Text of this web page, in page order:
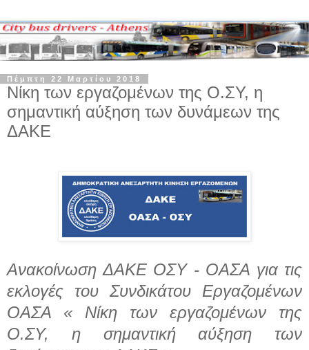
Πέμπτη 22 Μαρτίου 2018
Νίκη των εργαζομένων της Ο.ΣΥ, η
σημαντική αύξηση των δυνάμεων της
ΔΑΚΕ
Ανακοίνωση ΔΑΚΕ ΟΣΥ - ΟΑΣΑ για τις
εκλογές του Συνδικάτου Εργαζομένων
ΟΑΣΑ « Νίκη των εργαζομένων της
Ο.ΣΥ, η σημαντική αύξηση των